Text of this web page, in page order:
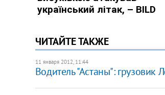
ЧИТАЙТЕ ТАКЖЕ
11 января 2012, 11:44
Водитель "Астаны": грузовик